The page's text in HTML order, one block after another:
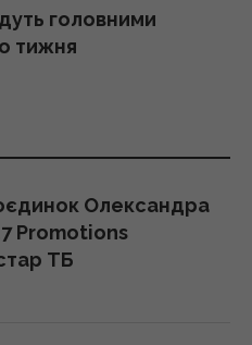
головними
тижня
не турбуватимуть: як
атакувати
нафтою в Чорному
Олександра
Promotions
ТБ